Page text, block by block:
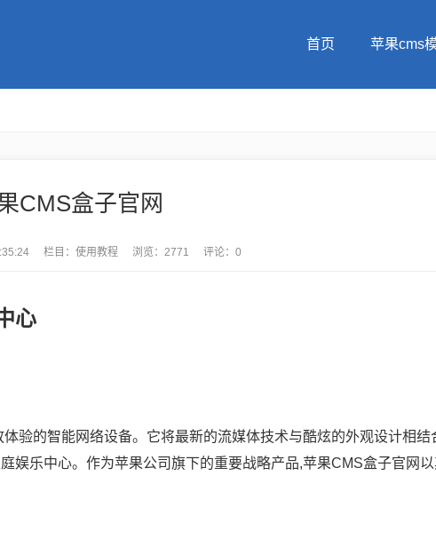
首页 苹果cms
CMS盒子官网
栏目： 使用教程 浏览：2771 评论：0
心
验的智能网络设备。它将最新的流媒体技术与酷炫的外观设计相结
娱乐中心。作为苹果公司旗下的重要战略产品,苹果CMS盒子官网